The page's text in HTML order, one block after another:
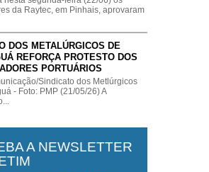
da Raytec, em Pinhais, aprovaram
DOS METALÚRGICOS DE
REFORÇA PROTESTO DOS
PORTUÁRIOS
Sindicato dos Metlúrgicos
- Foto: PMP (21/05/26) A
A NEWSLETTER